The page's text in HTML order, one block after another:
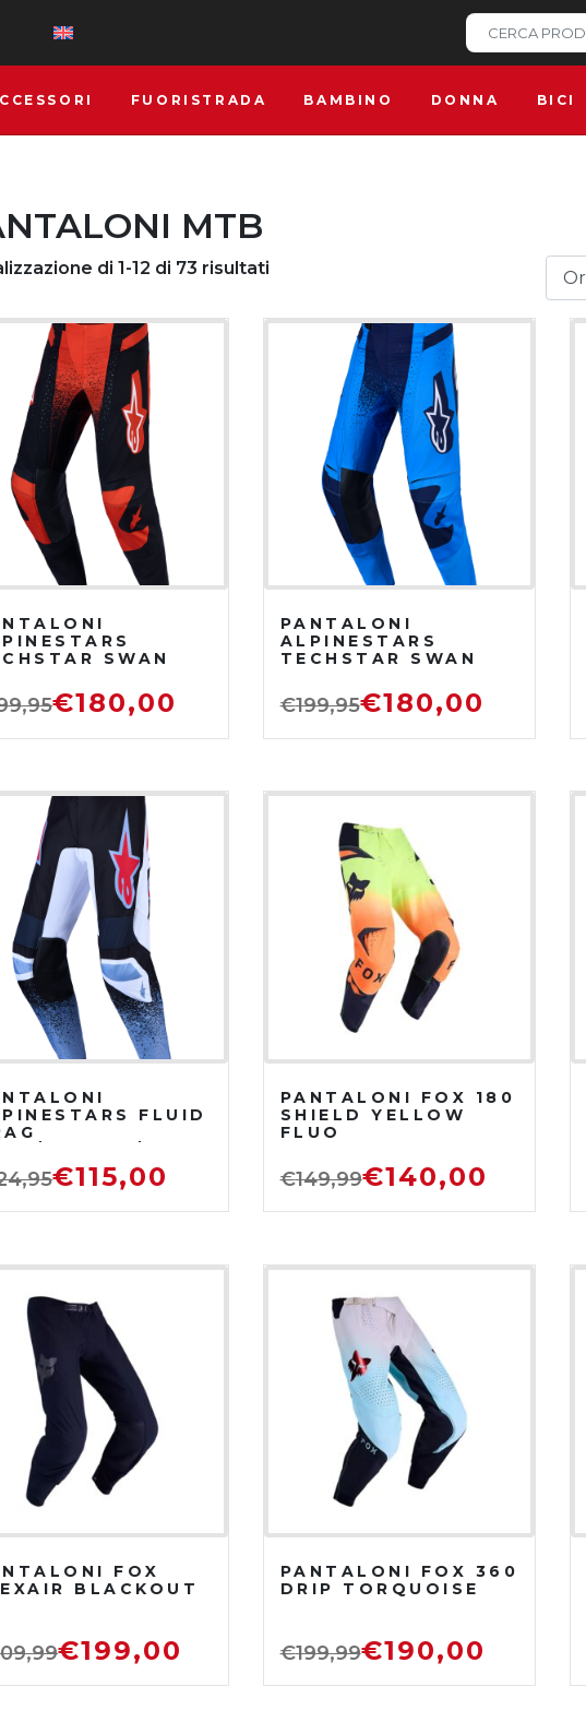
FUORISTRADA BAMBINO DONNA BICI
MTB
di 1-12 di 73 risultati
SWAN
NERO/BI
€180,00
PANTALONI
ALPINESTARS
TECHSTAR SWAN
BLUE/PROFONDO
BLUE
€199,95€180,00
FLUID
ROSSO
€115,00
PANTALONI FOX 180
SHIELD YELLOW
FLUO
€149,99€140,00
FOX
BLACKOUT
€199,00
PANTALONI FOX 360
DRIP TORQUOISE
€199,99€190,00